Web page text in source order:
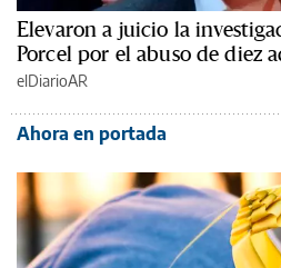
Elevaron a juicio la
Porcel por el abuso de diez
elDiarioAR
Ahora en portada